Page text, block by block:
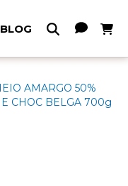
BLOG Meu